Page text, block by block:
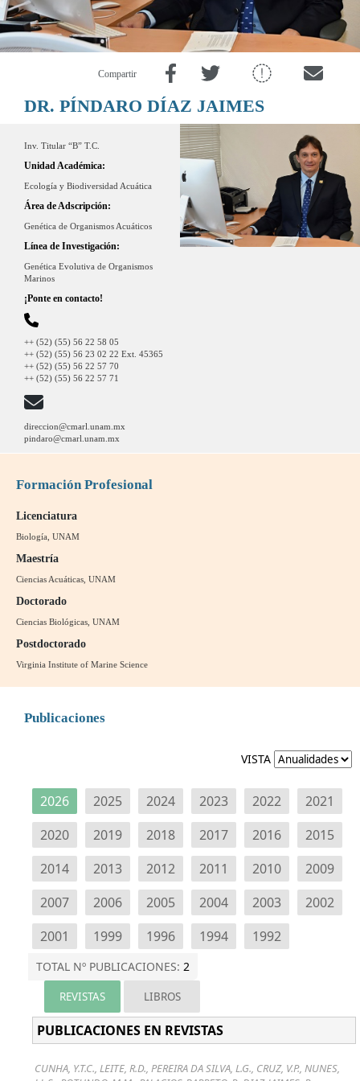
Compartir
DR. PÍNDARO DÍAZ JAIMES
Inv. Titular “B” T.C.
Unidad Académica:
Ecología y Biodiversidad Acuática
Área de Adscripción:
Genética de Organismos Acuáticos
Línea de Investigación:
Genética Evolutiva de Organismos
Marinos
¡Ponte en contacto!
++ (52) (55) 56 22 58 05
++ (52) (55) 56 23 02 22 Ext. 45365
++ (52) (55) 56 22 57 70
++ (52) (55) 56 22 57 71
direccion@cmarl.unam.mx
pindaro@cmarl.unam.mx
Formación Profesional
Licenciatura
Biología, UNAM
Maestría
Ciencias Acuáticas, UNAM
Doctorado
Ciencias Biológicas, UNAM
Postdoctorado
Virginia Institute of Marine Science
Publicaciones